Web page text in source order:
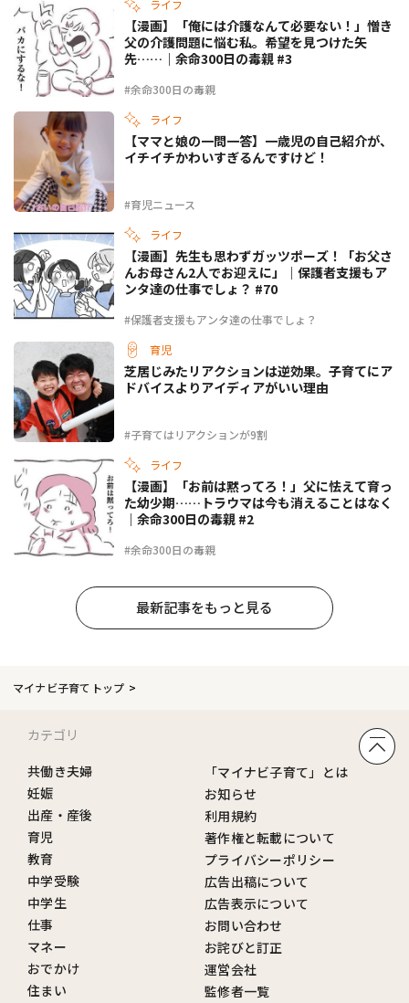
ライフ
#余命300日の毒親
【漫画】「俺には介護なんて必要ない！」憎き
父の介護問題に悩む私。希望を見つけた矢
先……｜余命300日の毒親 #3
ライフ
#育児ニュース
【ママと娘の一問一答】一歳児の自己紹介が、
イチイチかわいすぎるんですけど！
ライフ
#保護者支援もアンタ達の仕事でしょ？
【漫画】先生も思わずガッツポーズ！「お父さ
んお母さん2人でお迎えに」｜保護者支援もア
ンタ達の仕事でしょ？ #70
育児
#子育てはリアクションが9割
芝居じみたリアクションは逆効果。子育てにア
ドバイスよりアイディアがいい理由
ライフ
#余命300日の毒親
【漫画】「お前は黙ってろ！」父に怯えて育っ
た幼少期……トラウマは今も消えることはなく
｜余命300日の毒親 #2
最新記事をもっと見る
マイナビ子育てトップ
カテゴリ
共働き夫婦
妊娠
出産・産後
育児
教育
中学受験
中学生
仕事
マネー
おでかけ
住まい
「マイナビ子育て」とは
お知らせ
利用規約
著作権と転載について
プライバシーポリシー
広告出稿について
広告表示について
お問い合わせ
お詫びと訂正
運営会社
監修者一覧